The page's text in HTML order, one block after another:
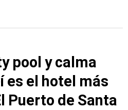
pool y calma
es el hotel más
Puerto de Santa